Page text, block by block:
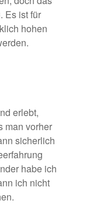
Es ist für
hohen
erlebt,
man vorher
sicherlich
habe ich
ich nicht